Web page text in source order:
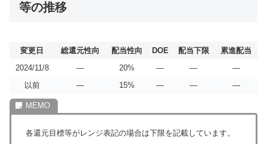
等の推移
変更日 総還元性向 配当性向 DOE 配当下限
累進配当
2024/11/8
― 20% ― ―
―
以前
― 15% ― ― ―
各還元目標等がレンジ表記の場合は下限を記載しています。